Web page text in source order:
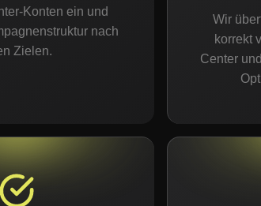
Konten ein und
nach
Zielen.
Wir
korrekt
Center